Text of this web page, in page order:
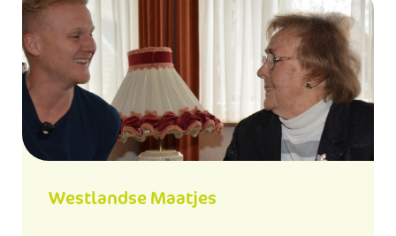
Westlandse Maatjes